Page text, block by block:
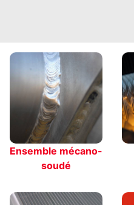
Ensemble mécano-
soudé